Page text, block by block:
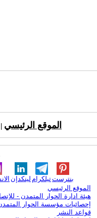
الموقع الرئيسي
لينكدإن تيلكرامبنترست
الموقع الرئيسي
هيئة ادارة الحوار المتمدن -
إحصائيات مؤسسة الحوار
قواعد النشر